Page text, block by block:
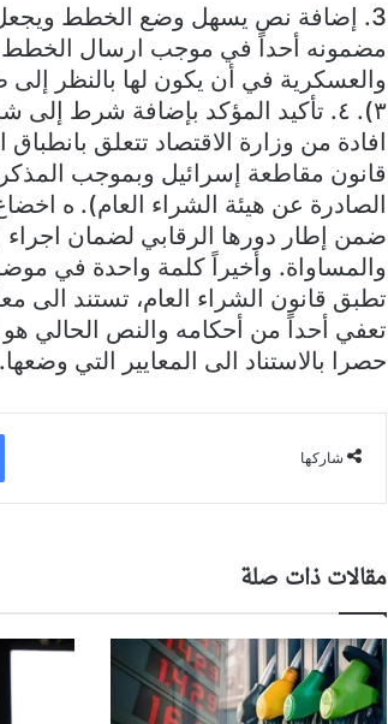
3. إضافة نص يسهل وضع الخطط ويجعل
مضمونه أحداً في موجب ارسال الخطط
٣). ٤. تأكيد المؤكد بإضافة شرط
افادة من وزارة الاقتصاد تتعلق
الصادرة عن هيئة الشراء العام). ه
ضمن إطار دورها الرقابي لضمان اجراء
والمساواة. وأخيراً كلمة واحدة في
تعفي أحداً من أحكامه والنص الحالي
حصرا بالاستناد الى المعايير التي
شاركها
مقالات ذات صلة